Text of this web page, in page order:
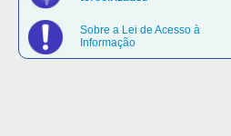
Sobre a Lei de Acesso à
Informação